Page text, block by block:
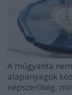
A műgyanta
alapanyagok
népszerűség,